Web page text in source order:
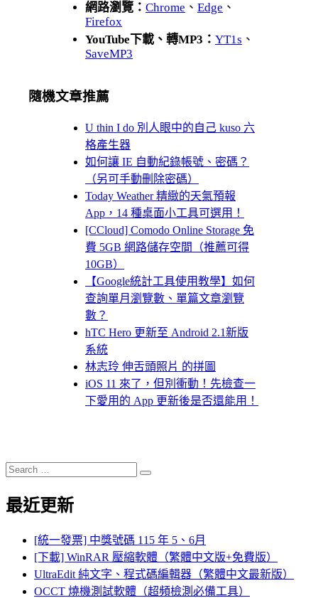
網路瀏覽： Chrome 、 Edge 、
Firefox
YouTube下載、轉MP3： YT1s 、
SaveMP3
隨機文章推薦
U thin I do 別人眼中的自己 kuso 六
格產生器
如何讓 IE 自動紀錄帳號、密碼？
（另可手動刪除密碼）
Today Weather 精緻的天氣預報
App，14 種桌面小工具可選用！
[CCloud] Comodo Online Storage 免
費 5GB 網路儲存空間（推薦可得
10GB）
【Google統計工具使用教學】如何
查詢單月瀏覽數、單篇文章瀏覽
數？
hTC Hero 更新至 Android 2.1新版
系統
林志玲 伸舌頭照片 的拼圖
iOS 11 來了，但別衝動！先檢查一
下愛用的 App 更新後是否還能用！
Search
for:
Search
最近更新
[統一發票] 中獎號碼 115 年 5、6月
[下載] WinRAR 壓縮軟體（繁體中文版+免費版）
UltraEdit 純文字、程式碼編輯器（繁體中文最新版）
OCCT 燒機測試軟體（超頻檢測必備工具）